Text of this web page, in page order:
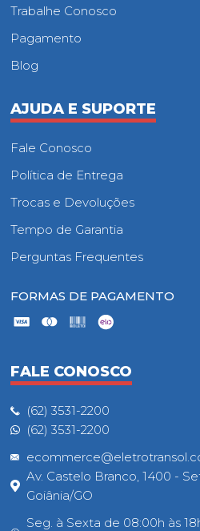
Trabalhe Conosco
Pagamento
Blog
AJUDA E SUPORTE
Fale Conosco
Política de Entrega
Trocas e Devoluções
Tempo de Garantia
Perguntas Frequentes
FORMAS DE PAGAMENTO
FALE CONOSCO
(62) 3531-2200
(62) 3531-2200
Av. Castelo Branco, 1400 -
Goiânia/GO
Seg. à Sexta de 08:00h às